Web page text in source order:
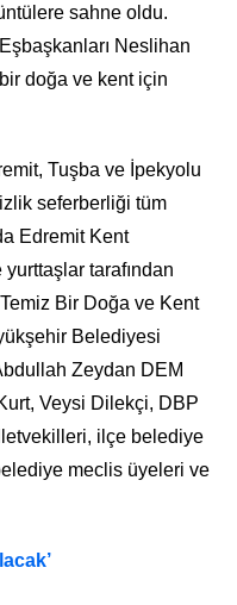
sahne oldu.
Neslihan
doğa ve kent için
Tuşba ve İpekyolu
seferberliği tüm
Edremit Kent
tarafından
Bir Doğa ve Kent
Belediyesi
Zeydan DEM
Veysi Dilekçi, DBP
ilçe belediye
meclis üyeleri ve